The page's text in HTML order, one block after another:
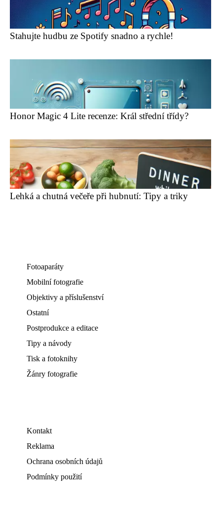
Stahujte hudbu ze Spotify snadno a rychle!
Honor Magic 4 Lite recenze: Král střední třídy?
Lehká a chutná večeře při hubnutí: Tipy a triky
Fotoaparáty
Mobilní fotografie
Objektivy a příslušenství
Ostatní
Postprodukce a editace
Tipy a návody
Tisk a fotoknihy
Žánry fotografie
Kontakt
Reklama
Ochrana osobních údajů
Podmínky použití